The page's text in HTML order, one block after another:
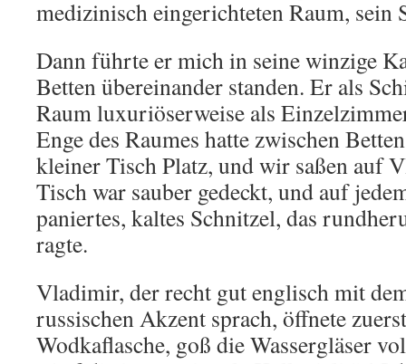
medizinisch eingerichteten Raum, sein
Dann führte er mich in seine winzige
Betten übereinander standen. Er als
Raum luxuriöserweise als
Enge des Raumes hatte zwischen
kleiner Tisch Platz, und wir saßen auf
Tisch war sauber gedeckt, und auf
paniertes, kaltes Schnitzel, das
ragte.
Vladimir, der recht gut englisch mit
russischen Akzent sprach, öffnete
Wodkaflasche, goß die Wassergläser